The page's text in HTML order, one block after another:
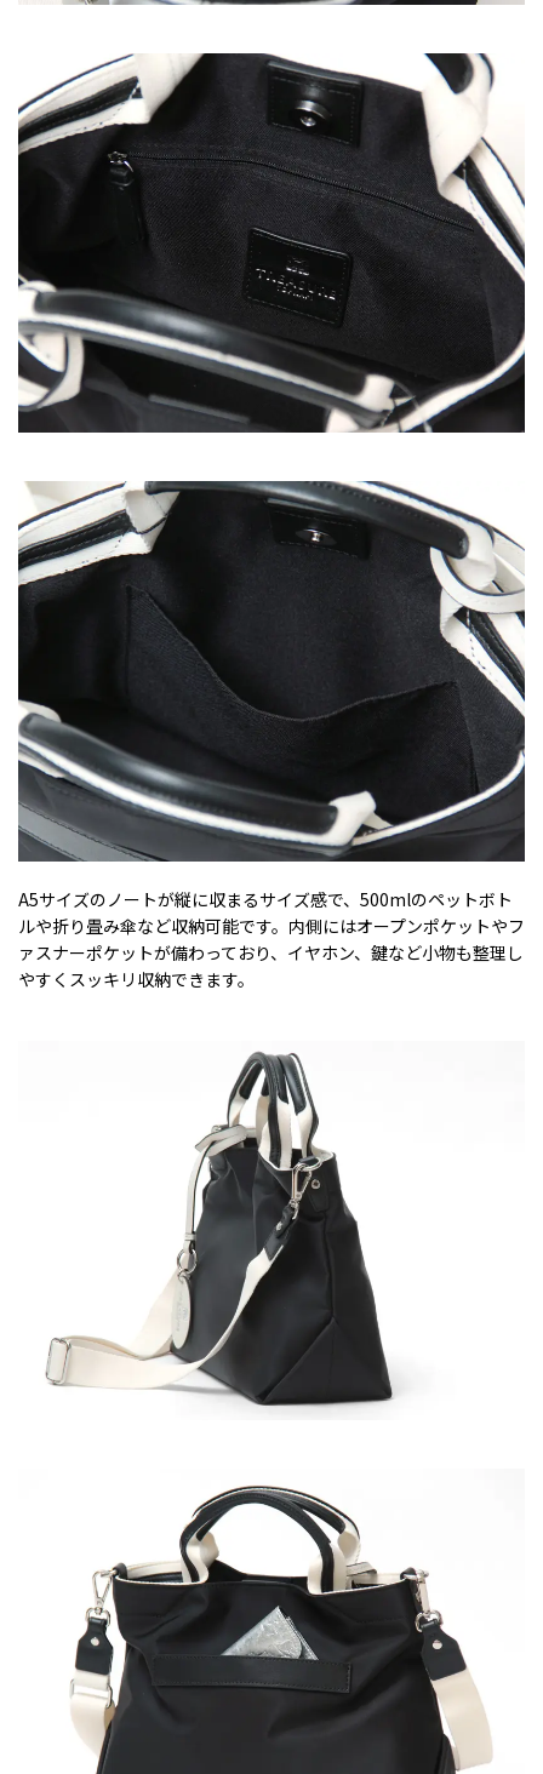
A5サイズのノートが縦に収まるサイズ感で、500mlのペットボト
ルや折り畳み傘など収納可能です。内側にはオープンポケットやフ
ァスナーポケットが備わっており、イヤホン、鍵など小物も整理し
やすくスッキリ収納できます。